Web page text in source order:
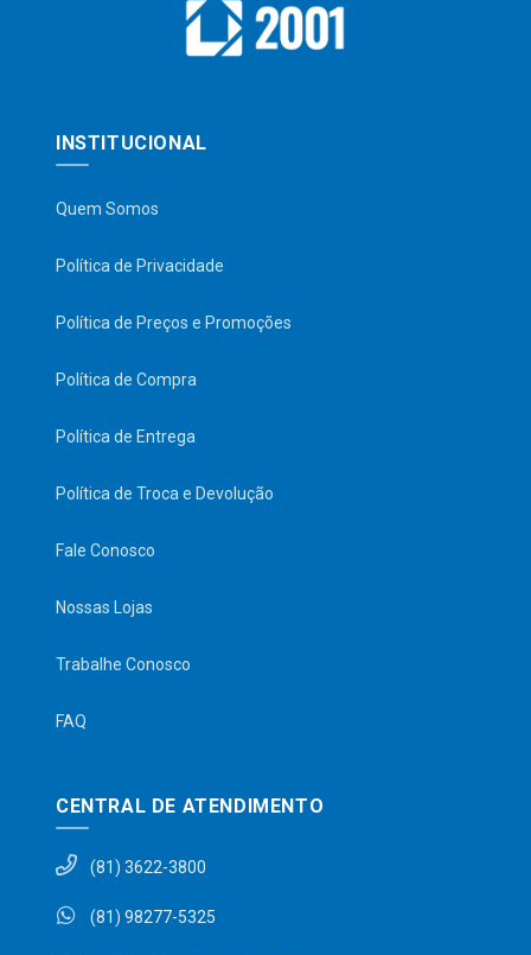
INSTITUCIONAL
Quem Somos
Política de Privacidade
Política de Preços e Promoções
Política de Compra
Política de Entrega
Política de Troca e Devolução
Fale Conosco
Nossas Lojas
Trabalhe Conosco
FAQ
CENTRAL DE ATENDIMENTO
(81) 3622-3800
(81) 98277-5325